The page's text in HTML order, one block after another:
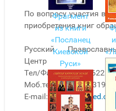
Фрагмент
из книги
«Посланец
Киевской
Руси»
По вопросу участия в
приобретения книг
Русский
Центр
Тел/Факс.- 357-24-
Моб.тел. - 357-99-831916.
E-mail:roec@kiproved.com